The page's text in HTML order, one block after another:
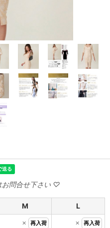
M
L
× 再入荷 × 再入荷